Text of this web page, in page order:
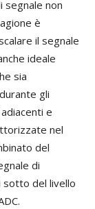
segnale non
è
il segnale
ideale
sia
gli
e
nel
del
di
del livello